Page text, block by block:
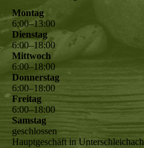
Montag
6:00–13:00
Dienstag
6:00–18:00
Mittwoch
6:00–18:00
Donnerstag
6:00–18:00
Freitag
6:00–18:00
Samstag
geschlossen
Hauptgeschäft in Unterschleichach